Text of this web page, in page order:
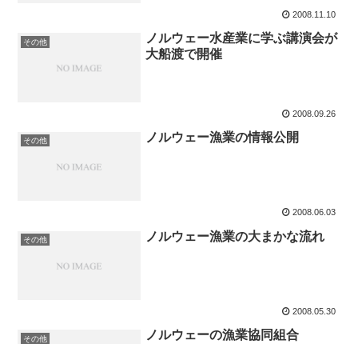
2008.11.10
その他
ノルウェー水産業に学ぶ講演会が
大船渡で開催
2008.09.26
その他 ノルウェー漁業の情報公開
2008.06.03
その他 ノルウェー漁業の大まかな流れ
2008.05.30
その他 ノルウェーの漁業協同組合